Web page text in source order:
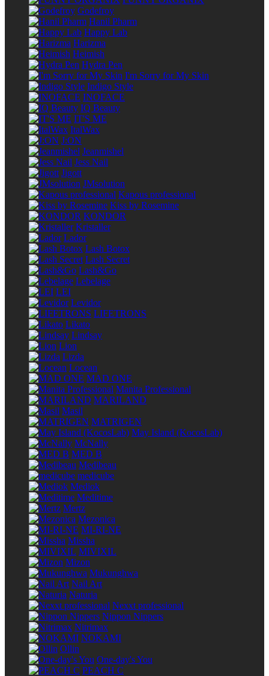
Godefroy
Hanil Pharm
Happy Lab
Harizma
Heimish
Hydra Pen
I'm Sorry for My Skin
Indigo Style
INOFACE
IQ Beauty
IT'S ME
ItalWax
J:ON
Jeanmishel
Jess Nail
Jigott
JMsolution
Kapous professional
Kiss by Rosemine
KONDOR
Kristaller
Lador
Lash Botox
Lash Secret
Lash&Go
Lebelage
LEI
Levidor
LIFETRONS
Likato
Lindsay
Lion
Lizda
Locean
MAD ONE
Manita Professional
MARILAND
Masil
MATRIGEN
May Island (KocosLab)
McNally
MED B
Medibeau
medicube
Mediok
Meditime
Mertz
Mezonica
MI-RI-NE
Missha
MIVIXIL
Mizon
Mukunghwa
Nail Art
Naturia
Nexxt professional
Nippon Nippers
Nitrimax
NOKAMI
Ollin
One-day's You
PEACH C